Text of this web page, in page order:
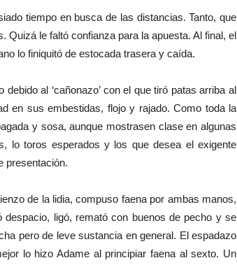
tiempo en busca de las distancias. Tanto, que
Quizá le faltó confianza para la apuesta. Al final, el
lo finiquitó de estocada trasera y caída.
al ‘cañonazo’ con el que tiró patas arriba al
en sus embestidas, flojo y rajado. Como toda la
y sosa, aunque mostrasen clase en algunas
lo toros esperados y los que desea el exigente
presentación.
de la lidia, compuso faena por ambas manos,
ligó, remató con buenos de pecho y se
pero de leve sustancia en general. El espadazo
lo hizo Adame al principiar faena al sexto. Un